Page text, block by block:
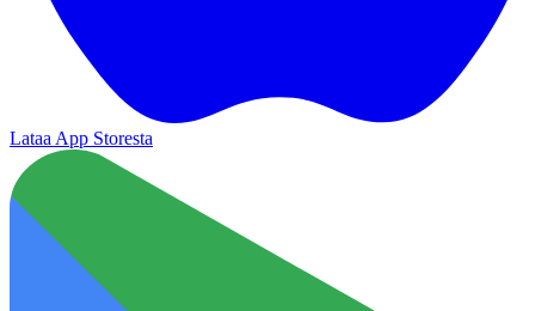
Lataa App Storesta